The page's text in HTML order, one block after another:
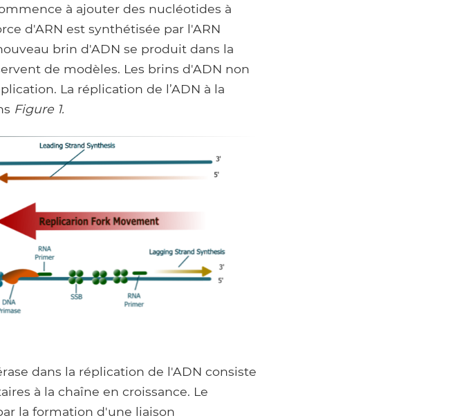
à ajouter des nucléotides à
d'ARN est synthétisée par l'ARN
brin d'ADN se produit dans la
de modèles. Les brins d'ADN non
La réplication de l’ADN à la
Figure 1.
dans la réplication de l'ADN consiste
à la chaîne en croissance. Le
la formation d'une liaison